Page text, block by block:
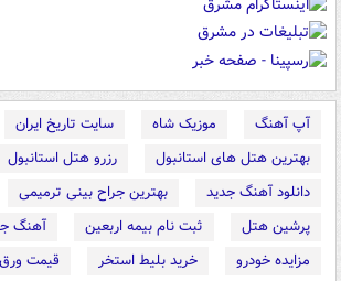
آپ آهنگ موزیک شاه
سایت تاریخ ایران
بهترین هتل های استانبول
رزرو هتل استانبول
دانلود آهنگ جدید
بهترین جراح بینی ترمیمی
پرشین هتل
ثبت نام بیمه اربعین
آهنگ
مزایده خودرو
خرید بلیط استخر
قیمت